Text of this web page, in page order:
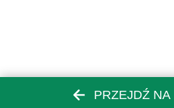
PRZEJDŹ NA